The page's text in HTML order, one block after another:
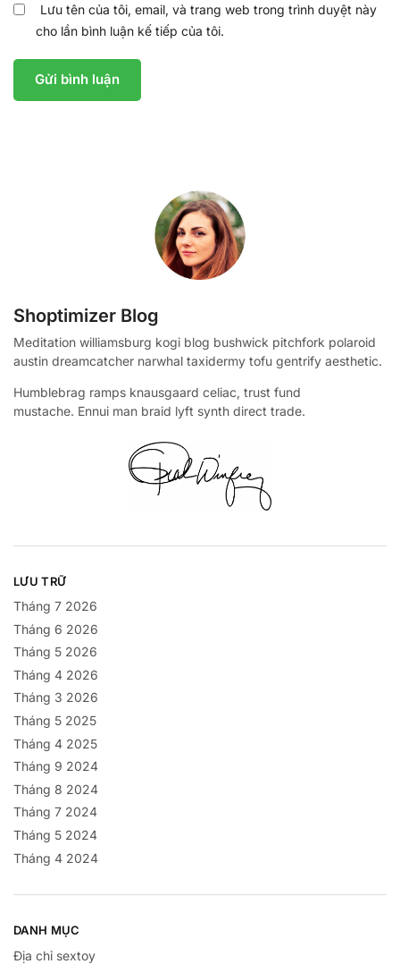
Lưu tên của tôi, email, và trang web trong trình duyệt này
cho lần bình luận kế tiếp của tôi.
Shoptimizer Blog
Meditation williamsburg kogi blog bushwick pitchfork polaroid
austin dreamcatcher narwhal taxidermy tofu gentrify aesthetic.
Humblebrag ramps knausgaard celiac, trust fund
mustache. Ennui man braid lyft synth direct trade.
LƯU TRỮ
Tháng 7 2026
Tháng 6 2026
Tháng 5 2026
Tháng 4 2026
Tháng 3 2026
Tháng 5 2025
Tháng 4 2025
Tháng 9 2024
Tháng 8 2024
Tháng 7 2024
Tháng 5 2024
Tháng 4 2024
DANH MỤC
Địa chỉ sextoy